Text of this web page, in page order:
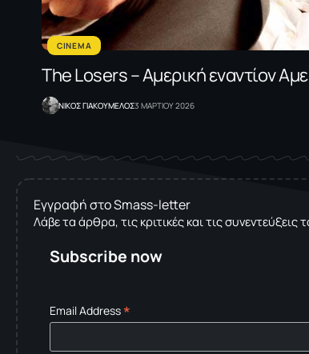
CINEMA
The Losers – Aμερική εναντίον
NΙΚΟΣ ΓΙΑΚΟΥΜΕΛΟΣ3 ΜΑΡΤΙΟΥ 2026
Εγγραφή στο Smass-letter
Λάβε τα άρθρα, τις κριτικές και τις
Subscribe now
Email Address*